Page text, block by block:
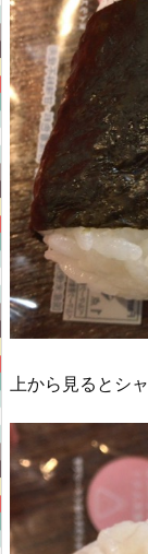
上から見るとシ